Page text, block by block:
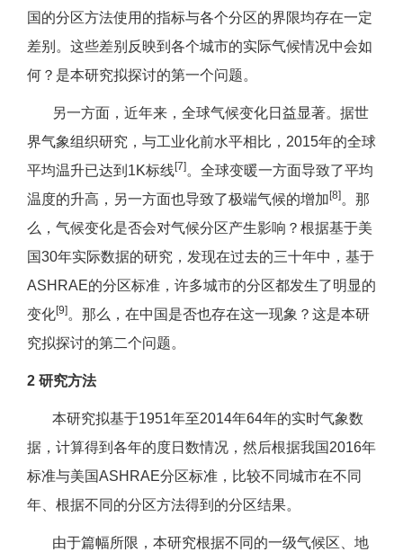
国的分区方法使用的指标与各个分区的界限均存在一定
差别。这些差别反映到各个城市的实际气候情况中会如
何？是本研究拟探讨的第一个问题。
另一方面，近年来，全球气候变化日益显著。据世
界气象组织研究，与工业化前水平相比，2015年的全球
平均温升已达到1K标线[7] 。全球变暖一方面导致了平均
温度的升高，另一方面也导致了极端气候的增加 [8] 。那
么，气候变化是否会对气候分区产生影响？根据基于美
国30年实际数据的研究，发现在过去的三十年中，基于
ASHRAE的分区标准，许多城市的分区都发生了明显的
变化[9] 。那么，在中国是否也存在这一现象？这是本研
究拟探讨的第二个问题。
2 研究方法
本研究拟基于1951年至2014年64年的实时气象数
据，计算得到各年的度日数情况，然后根据我国2016年
标准与美国ASHRAE分区标准，比较不同城市在不同
年、根据不同的分区方法得到的分区结果。
由于篇幅所限，本研究根据不同的一级气候区、地